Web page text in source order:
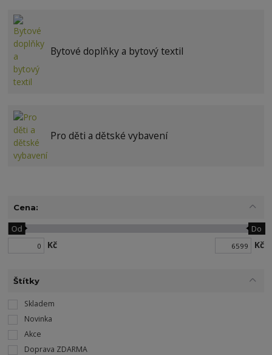
Bytové doplňky a bytový textil
Pro děti a dětské vybavení
Cena:
Kč
Od Do
Kč
Štítky
Skladem
Novinka
Akce
Doprava ZDARMA